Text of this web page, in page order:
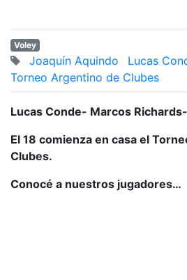
Voley
Joaquín Aquindo Lucas
Torneo Argentino de Clubes
Lucas Conde- Marcos
El 18 comienza en casa el
Clubes.
Conocé a nuestros jugadores…